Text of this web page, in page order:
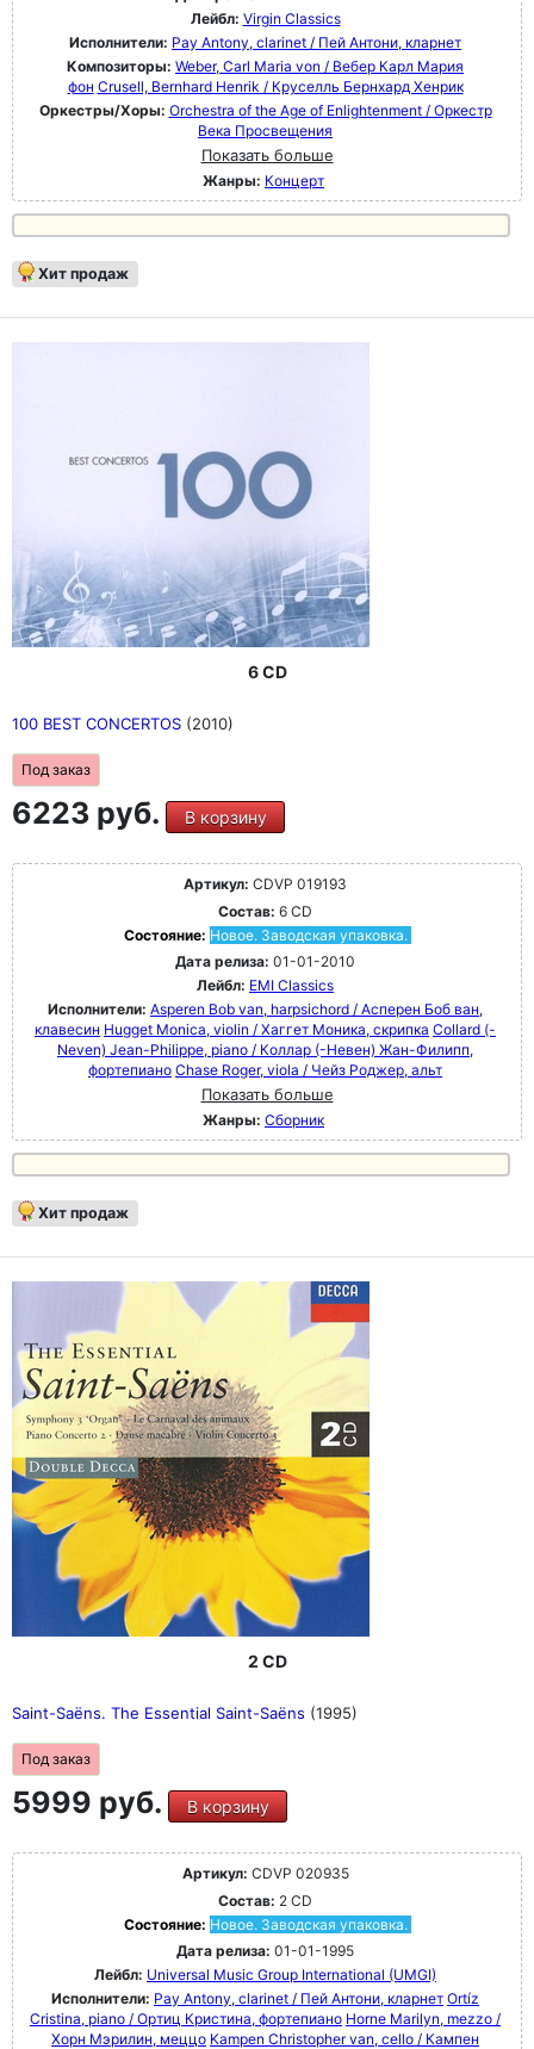
Лейбл: Virgin Classics
Исполнители: Pay Antony, clarinet / Пей Антони, кларнет
Композиторы: Weber, Carl Maria von / Вебер Карл Мария
фон Crusell, Bernhard Henrik / Круселль Бернхард Хенрик
Оркестры/Хоры: Orchestra of the Age of Enlightenment / Оркестр
Века Просвещения
Показать больше
Жанры: Концерт
Хит продаж
6 CD
100 BEST CONCERTOS (2010)
Под заказ
6223 руб. В корзину
Артикул: CDVP 019193
Состав: 6 CD
Состояние: Новое. Заводская упаковка.
Дата релиза: 01-01-2010
Лейбл: EMI Classics
Исполнители: Asperen Bob van, harpsichord / Асперен Боб ван,
клавесин Hugget Monica, violin / Хаггет Моника, скрипка Collard (-
Neven) Jean-Philippe, piano / Коллар (-Невен) Жан-Филипп,
фортепиано Chase Roger, viola / Чейз Роджер, альт
Показать больше
Жанры: Сборник
Хит продаж
2 CD
Saint-Saëns. The Essential Saint-Saëns (1995)
Под заказ
5999 руб. В корзину
Артикул: CDVP 020935
Состав: 2 CD
Состояние: Новое. Заводская упаковка.
Дата релиза: 01-01-1995
Лейбл: Universal Music Group International (UMGI)
Исполнители: Pay Antony, clarinet / Пей Антони, кларнет Ortíz
Cristina, piano / Ортиц Кристина, фортепиано Horne Marilyn, mezzo /
Хорн Мэрилин, меццо Kampen Christopher van, cello / Кампен